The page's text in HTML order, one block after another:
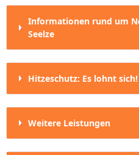
Informationen rund um
Seelze
Hitzeschutz: Es lohnt sich!
Weitere Leistungen